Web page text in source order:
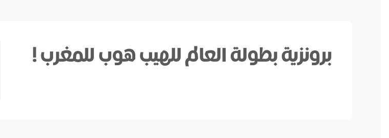
برونزية بطولة العالم للهيب هوب للمغرب !